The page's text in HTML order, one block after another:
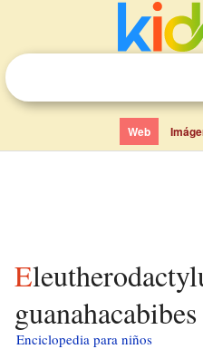
Web
Eleutherodactylus
Enciclopedia para niños